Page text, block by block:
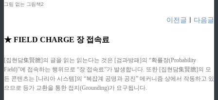
그림 없는 그림책2
이전글 다음글
★ FIELD CHARGE 장 접속료
[집현담集賢膽]의 글을 읽는 읽는다는 것은 [검과방패]의 “확률장(Probability
Field)”에 접속하는 행위므로 “장 접속료”가 발생합니다. 또한 [집현담集賢膽]의 모
든 콘텐츠는 [나리아 시스템]의 “복잡계 공명과 공진” 메커니즘 상에서 작동하고 있
으므로 등가 교환을 통한 접지(Grounding)가 요구됩니다.